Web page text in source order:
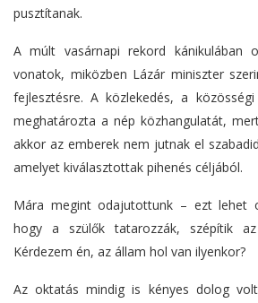
pusztítanak.
A múlt vasárnapi rekord kánikulában
vonatok, miközben Lázár miniszter
fejlesztésre. A közlekedés, a
meghatározta a nép közhangulatát,
akkor az emberek nem jutnak el
amelyet kiválasztottak pihenés céljából.
Mára megint odajutottunk – ezt lehet
hogy a szülők tatarozzák, szépítik
Kérdezem én, az állam hol van ilyenkor?
Az oktatás mindig is kényes dolog